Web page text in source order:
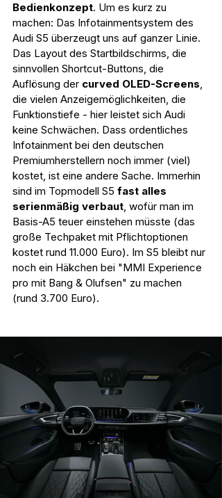
Bedienkonzept. Um es kurz zu
machen: Das Infotainmentsystem des
Audi S5 überzeugt uns auf ganzer Linie.
Das Layout des Startbildschirms, die
sinnvollen Shortcut-Buttons, die
Auflösung der curved OLED-Screens,
die vielen Anzeigemöglichkeiten, die
Funktionstiefe - hier leistet sich Audi
keine Schwächen. Dass ordentliches
Infotainment bei den deutschen
Premiumherstellern noch immer (viel)
kostet, ist eine andere Sache. Immerhin
sind im Topmodell S5 fast alles
serienmäßig verbaut, wofür man im
Basis-A5 teuer einstehen müsste (das
große Techpaket mit Pflichtoptionen
kostet rund 11.000 Euro). Im S5 bleibt nur
noch ein Häkchen bei "MMI Experience
pro mit Bang & Olufsen" zu machen
(rund 3.700 Euro).